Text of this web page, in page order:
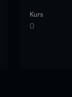
Kurs
0